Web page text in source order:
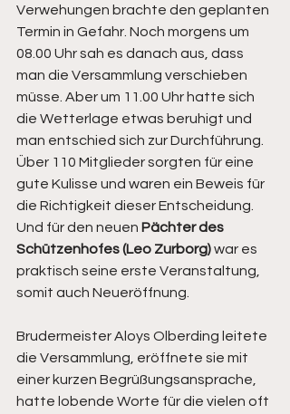
Verwehungen brachte den geplanten
Termin in Gefahr. Noch morgens um
08.00 Uhr sah es danach aus, dass
man die Versammlung verschieben
müsse. Aber um 11.00 Uhr hatte sich
die Wetterlage etwas beruhigt und
man entschied sich zur Durchführung.
Über 110 Mitglieder sorgten für eine
gute Kulisse und waren ein Beweis für
die Richtigkeit dieser Entscheidung.
Und für den neuen Pächter des
Schützenhofes (Leo Zurborg) war es
praktisch seine erste Veranstaltung,
somit auch Neueröffnung.
Brudermeister Aloys Olberding leitete
die Versammlung, eröffnete sie mit
einer kurzen Begrüßungsansprache,
hatte lobende Worte für die vielen oft